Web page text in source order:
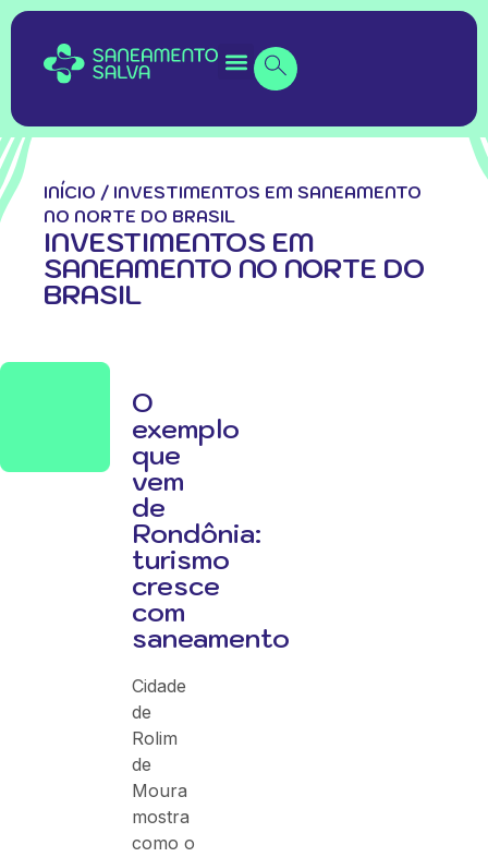
INÍCIO / INVESTIMENTOS EM SANEAMENTO
NO NORTE DO BRASIL
INVESTIMENTOS EM
SANEAMENTO NO NORTE DO
BRASIL
O
exemplo
que
vem
de
Rondônia:
turismo
cresce
com
saneamento
Cidade
de
Rolim
de
Moura
mostra
como o